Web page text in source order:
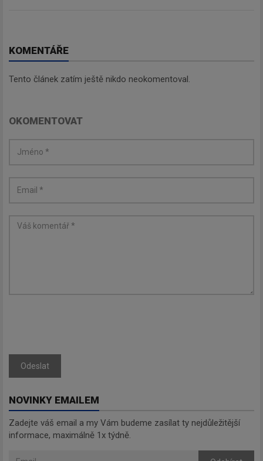
KOMENTÁŘE
Tento článek zatím ještě nikdo neokomentoval.
OKOMENTOVAT
Odeslat
NOVINKY EMAILEM
Zadejte váš email a my Vám budeme zasílat ty nejdůležitější
informace, maximálně 1x týdně.